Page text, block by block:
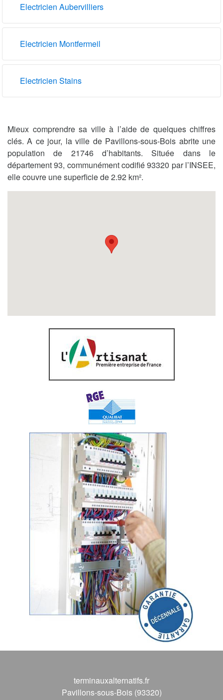
Electricien Aubervilliers
Electricien Montfermeil
Electricien Stains
Mieux comprendre sa ville à l’aide de quelques chiffres
clés. A ce jour, la ville de Pavillons-sous-Bois abrite une
population de 21746 d’habitants. Située dans le
département 93, communément codifié 93320 par l’INSEE,
elle couvre une superficie de 2.92 km².
terminauxalternatifs.fr
Pavillons-sous-Bois (93320)